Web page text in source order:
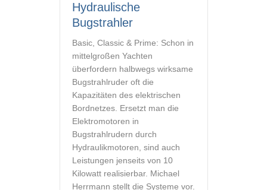
Hydraulische
Bugstrahler
Basic, Classic & Prime: Schon in
mittelgroßen Yachten
überfordern halbwegs wirksame
Bugstrahlruder oft die
Kapazitäten des elektrischen
Bordnetzes. Ersetzt man die
Elektromotoren in
Bugstrahlrudern durch
Hydraulikmotoren, sind auch
Leistungen jenseits von 10
Kilowatt realisierbar. Michael
Herrmann stellt die Systeme vor.